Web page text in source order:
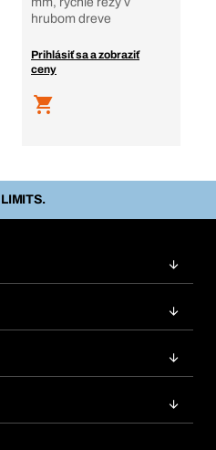
hrubom dreve
Prihlásiť sa a zobraziť
ceny